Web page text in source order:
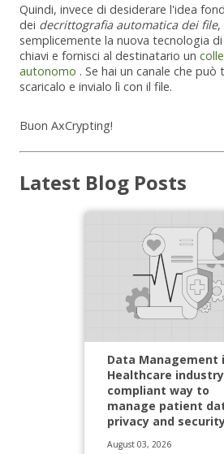
Quindi, invece di desiderare l'idea
dei decrittografia automatica dei file,
semplicemente la nuova tecnologia
chiavi e fornisci al destinatario un
autonomo . Se hai un canale che
scaricalo e invialo lì con il file.
Buon AxCrypting!
Latest Blog Posts
Data Management
Healthcare
compliant way to
manage patient
privacy and
August 03, 2026